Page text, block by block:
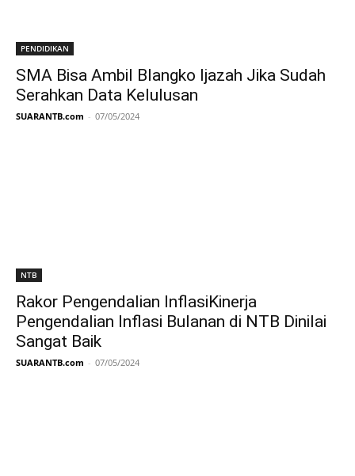
PENDIDIKAN
SMA Bisa Ambil Blangko Ijazah Jika Sudah
Serahkan Data Kelulusan
SUARANTB.com - 07/05/2024
NTB
Rakor Pengendalian InflasiKinerja
Pengendalian Inflasi Bulanan di NTB Dinilai
Sangat Baik
SUARANTB.com - 07/05/2024